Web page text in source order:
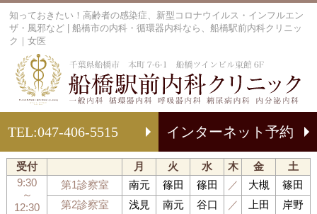
知っておきたい！高齢者の感染症、新型コロナウイルス・インフルエン
ザ・風邪など | 船橋市の内科・循環器内科なら、船橋駅前内科クリニッ
ク｜女医
TEL:047-406-5515 インターネット予約
受付 月 火 水 木 金
土
9:30
～
12:30
第1診察室 南元 篠田 篠田 ／ 大槻
篠田
第2診察室
浅見 南元 谷口 ／ 上田
岸野